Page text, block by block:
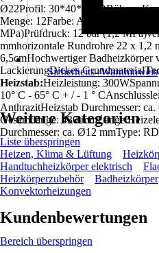
Ø22Profil: 30*40*1,5 DRöhren-
Menge: 12Farbe:
MPa)Prüfdruck: 12 bar (1,2
mmhorizontale Rundrohre 22 x 1,2
6,5cmHochwertiger Badheizkörper
LackierungDickes Grundmaterial
Heizstab:Heizleistung:
10° C - 65° C + / - 1 °
AnthrazitHeizstab Durchmesser:
Gesamtlänge: 430 mmLänge
Durchmesser: ca. Ø12 mmType:
Sicherheits-/Warnhinweis
Weitere Kategorien
Liste überspringen
Heizen, Klima & Lüftung
Handtuchheizkörper elektrisch
Heizkörperzubehör
Badheizkörper
Konvektorheizungen
Kundenbewertungen
Bereich überspringen